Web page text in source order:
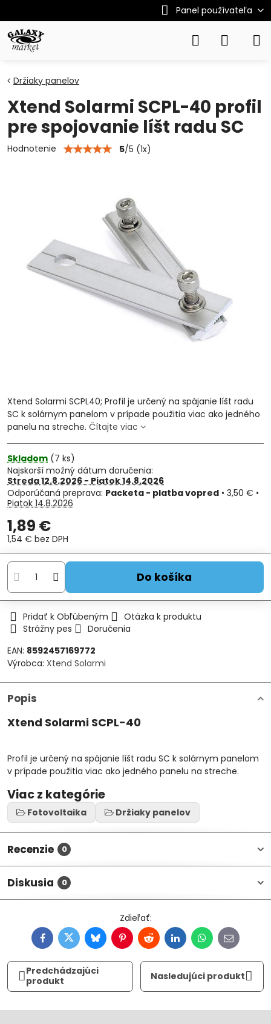
Panel používateľa
Držiaky panelov
Xtend Solarmi SCPL-40 profil
pre spojovanie líšt radu SC
Hodnotenie 5/5 (1x)
Xtend Solarmi SCPL40; Profil je určený na spájanie líšt radu
SC k solárnym panelom v prípade použitia viac ako jedného
panelu na streche. Čítajte viac
Skladom (7 ks)
Najskorší možný dátum doručenia:
Streda12.8.2026 −Piatok14.8.2026
Packeta - platba vopred • 3,50 € •
Piatok14.8.2026
1,89 €
1,54 € bez DPH
Do košíka
Pridať k Obľúbeným
Otázka k produktu
Strážny pes
Doručenia
EAN: 8592457169772
Výrobca: Xtend Solarmi
Popis
Xtend Solarmi SCPL-40
Profil je určený na spájanie líšt radu SC k solárnym panelom
v prípade použitia viac ako jedného panelu na streche.
Viac z kategórie
Fotovoltaika Držiaky panelov
Recenzie 0
Diskusia 0
FacebookTwitterBlueskyPinterestRedditLinkedInWhatsApp
E-
mail
Predchádzajúci
produkt
Nasledujúci produkt